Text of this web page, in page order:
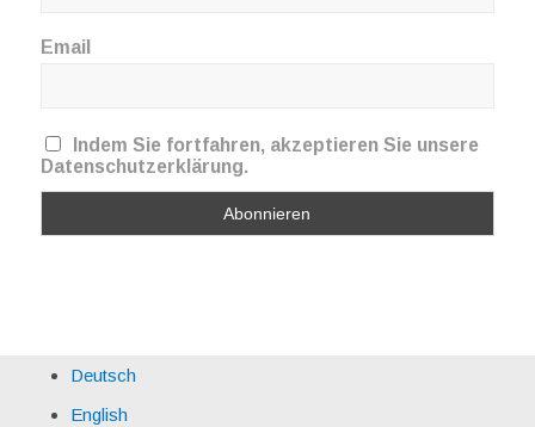
Email
Indem Sie fortfahren, akzeptieren Sie unsere
Datenschutzerklärung.
Deutsch
English